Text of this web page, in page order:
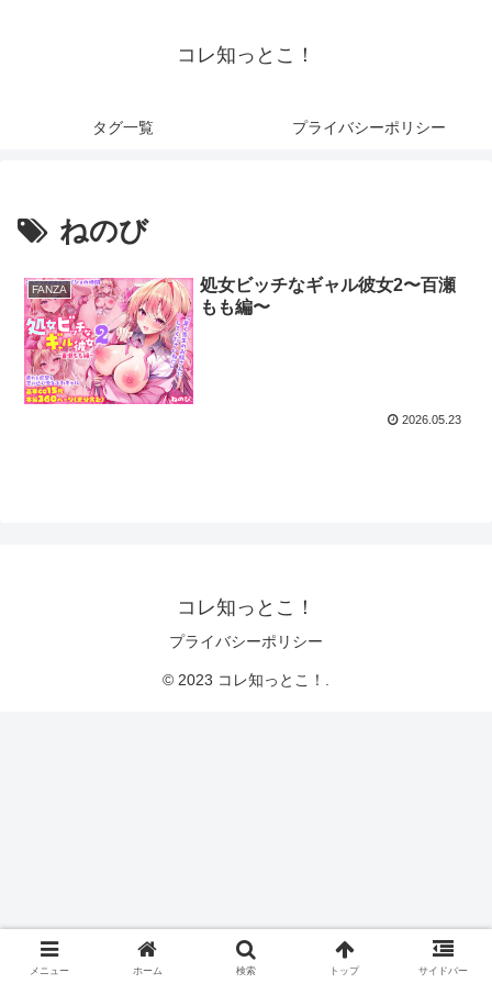
コレ知っとこ！
タグ一覧 プライバシーポリシー
ねのび
FANZA
処女ビッチなギャル彼女2〜百瀬
もも編〜
2026.05.23
コレ知っとこ！
プライバシーポリシー
© 2023 コレ知っとこ！.
メニュー ホーム 検索 トップ サイドバー